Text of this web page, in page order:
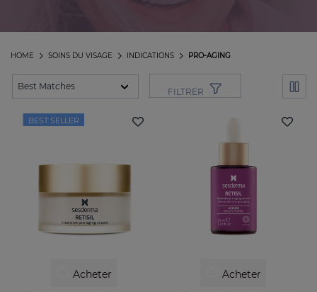
PRO-AGING
INDICATIONS
SOINS DU VISAGE
HOME
FILTRER
BEST SELLER
Acheter Acheter